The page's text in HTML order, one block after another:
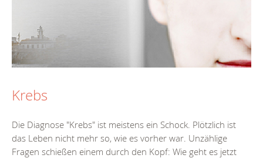
Krebs
Die Diagnose "Krebs" ist meistens ein Schock. Plötzlich ist
das Leben nicht mehr so, wie es vorher war. Unzählige
Fragen schießen einem durch den Kopf: Wie geht es jetzt